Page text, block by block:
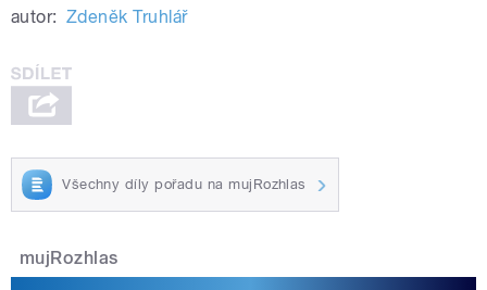
autor: Zdeněk Truhlář
Všechny díly pořadu na mujRozhlas
mujRozhlas